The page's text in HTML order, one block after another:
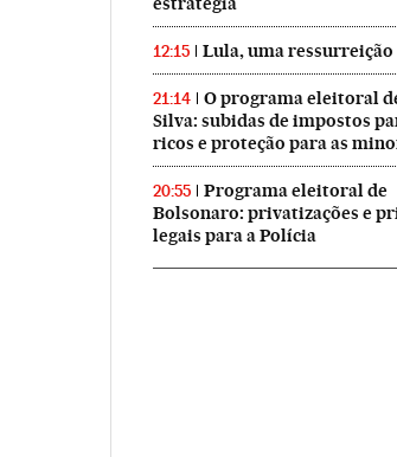
12:15 Lula, uma ressurreição
21:14
O programa eleitoral
Silva: subidas de impostos
ricos e proteção para as
20:55
Programa eleitoral de
Bolsonaro: privatizações e
legais para a Polícia